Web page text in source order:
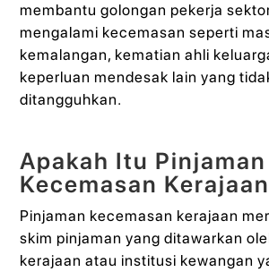
membantu golongan pekerja
mengalami kecemasan seperti
kemalangan, kematian ahli
keperluan mendesak lain yang
ditangguhkan.
Apakah Itu Pinjaman
Kecemasan
Pinjaman kecemasan kerajaan
skim pinjaman yang ditawarkan
kerajaan atau institusi kewangan